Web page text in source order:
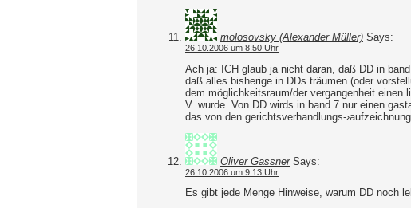
molosovsky (Alexander Müller) Says:
26.10.2006 um 8:50 Uhr
Ach ja: ICH glaub ja nicht daran, daß DD in
daß alles bisherige in DDs träumen (oder
dem möglichkeitsraum/der vergangenheit einen
V. wurde. Von DD wirds in band 7 nur einen
das von den gerichtsverhandlungs-
Oliver GassnerSays:
26.10.2006 um 9:13 Uhr
Es gibt jede Menge Hinweise, warum DD noch